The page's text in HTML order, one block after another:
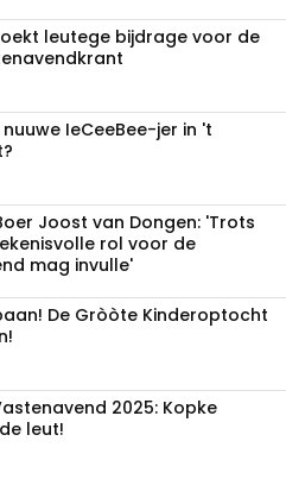
leutege bijdrage voor de
IeCeeBee-jer in 't
Joost van Dongen: 'Trots
rol voor de
mag invulle'
De Gròòte Kinderoptocht
2025: Kopke
leut!